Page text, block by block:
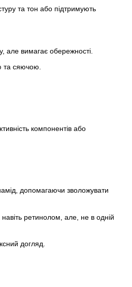
та тон або підтримують
але вимагає обережності.
та сяючою.
компонентів або
допомагаючи зволожувати
ретинолом, але, не в одній
догляд.